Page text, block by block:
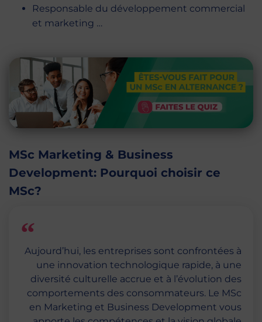
Responsable du développement commercial
et marketing …
MSc Marketing & Business
Development: Pourquoi choisir ce
MSc?
Aujourd’hui, les entreprises sont confrontées à
une innovation technologique rapide, à une
diversité culturelle accrue et à l’évolution des
comportements des consommateurs. Le MSc
en Marketing et Business Development vous